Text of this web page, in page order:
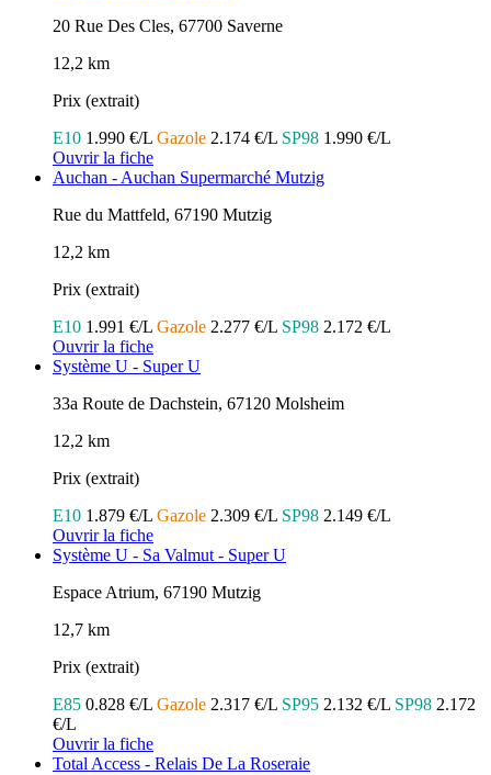
20 Rue Des Cles, 67700 Saverne
12,2 km
Prix (extrait)
E10 1.990 €/L Gazole 2.174 €/L SP98 1.990 €/L
Ouvrir la fiche
Auchan - Auchan Supermarché Mutzig
Rue du Mattfeld, 67190 Mutzig
12,2 km
Prix (extrait)
E10 1.991 €/L Gazole 2.277 €/L SP98 2.172 €/L
Ouvrir la fiche
Système U - Super U
33a Route de Dachstein, 67120 Molsheim
12,2 km
Prix (extrait)
E10 1.879 €/L Gazole 2.309 €/L SP98 2.149 €/L
Ouvrir la fiche
Système U - Sa Valmut - Super U
Espace Atrium, 67190 Mutzig
12,7 km
Prix (extrait)
E85 0.828 €/L Gazole 2.317 €/L SP95 2.132 €/L SP98 2.172
€/L
Ouvrir la fiche
Total Access - Relais De La Roseraie